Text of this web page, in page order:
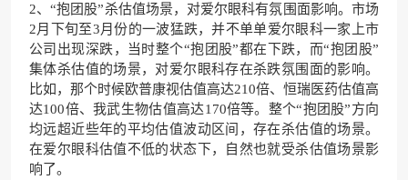
2、“抱团股”杀估值场景，对爱尔眼科有氛围面影响。市场
2月下旬至3月份的一波猛跌，并不单单爱尔眼科一家上市
公司出现深跌，当时整个“抱团股”都在下跌，而“抱团股”
集体杀估值的场景，对爱尔眼科存在杀跌氛围面的影响。
比如，那个时候欧普康视估值高达210倍、恒瑞医药估值高
达100倍、我武生物估值高达170倍等。整个“抱团股”方向
均远超近些年的平均估值波动区间，存在杀估值的场景。
在爱尔眼科估值不低的状态下，自然也就受杀估值场景影
响了。